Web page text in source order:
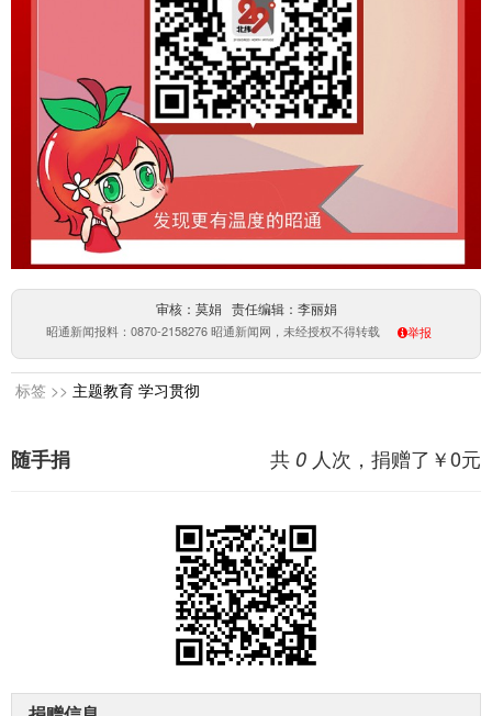
审核：莫娟 责任编辑：李丽娟
昭通新闻报料：0870-2158276 昭通新闻网，未经授权不得转载 举报
标签 >> 主题教育 学习贯彻
共 0 人次，捐赠了￥0元
随手捐